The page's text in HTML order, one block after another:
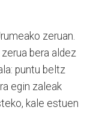
zeruan.
bera aldez
puntu beltz
egin zaleak
kale estuen